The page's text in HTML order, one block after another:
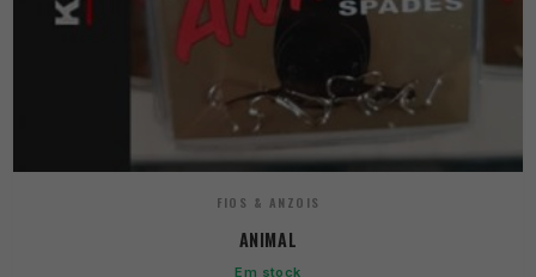
FIOS & ANZOIS
ANIMAL
Em stock